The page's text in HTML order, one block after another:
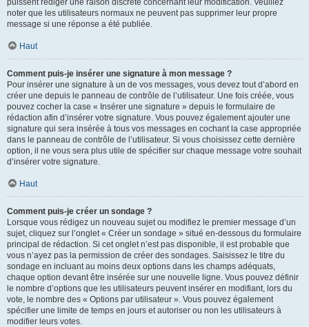
puissent rédiger une raison discrète concernant leur modification. Veuillez
noter que les utilisateurs normaux ne peuvent pas supprimer leur propre
message si une réponse a été publiée.
Haut
Comment puis-je insérer une signature à mon message ?
Pour insérer une signature à un de vos messages, vous devez tout d’abord en
créer une depuis le panneau de contrôle de l’utilisateur. Une fois créée, vous
pouvez cocher la case « Insérer une signature » depuis le formulaire de
rédaction afin d’insérer votre signature. Vous pouvez également ajouter une
signature qui sera insérée à tous vos messages en cochant la case appropriée
dans le panneau de contrôle de l’utilisateur. Si vous choisissez cette dernière
option, il ne vous sera plus utile de spécifier sur chaque message votre souhait
d’insérer votre signature.
Haut
Comment puis-je créer un sondage ?
Lorsque vous rédigez un nouveau sujet ou modifiez le premier message d’un
sujet, cliquez sur l’onglet « Créer un sondage » situé en-dessous du formulaire
principal de rédaction. Si cet onglet n’est pas disponible, il est probable que
vous n’ayez pas la permission de créer des sondages. Saisissez le titre du
sondage en incluant au moins deux options dans les champs adéquats,
chaque option devant être insérée sur une nouvelle ligne. Vous pouvez définir
le nombre d’options que les utilisateurs peuvent insérer en modifiant, lors du
vote, le nombre des « Options par utilisateur ». Vous pouvez également
spécifier une limite de temps en jours et autoriser ou non les utilisateurs à
modifier leurs votes.